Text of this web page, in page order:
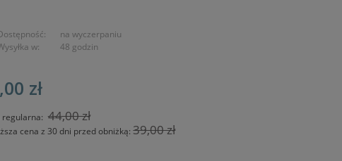
na wyczerpaniu
w:
48 godzin
zł
regularna: 44,00 zł
cena z 30 dni przed obniżką:39,00 zł